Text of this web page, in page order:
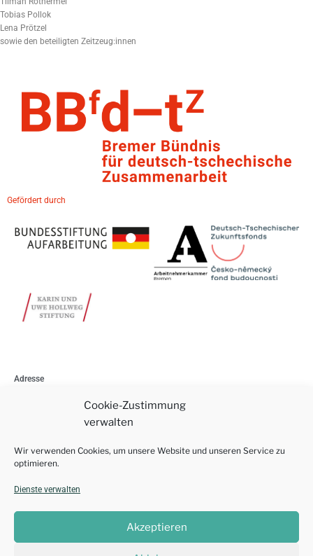
Cookie-Zustimmung
verwalten
Wir verwenden Cookies, um unsere Website und unseren Service zu
optimieren.
Dienste verwalten
Akzeptieren
Tobias Pollok
Lena Prötzel
sowie den beteiligten Zeitzeug:innen
Gefördert durch
Adresse
Am Schwarzen Meer 119
Impressum
Datenschutzerklärung